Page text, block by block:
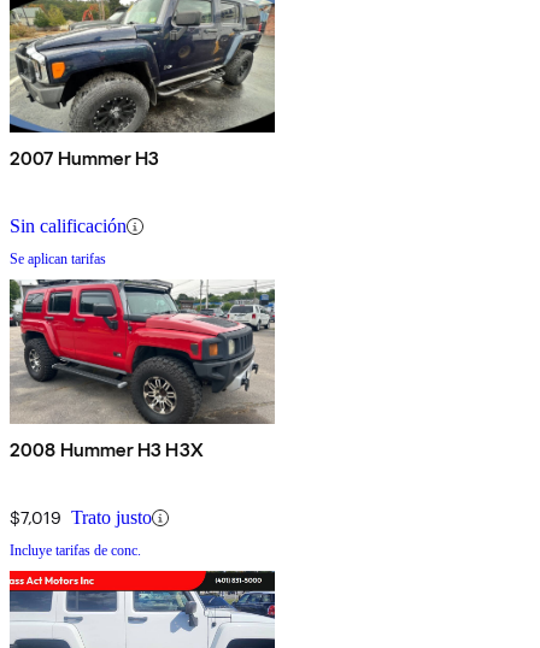
2007 Hummer H3
Sin calificación
Se aplican tarifas
2008 Hummer H3 H3X
$7,019 Trato justo
Incluye tarifas de conc.